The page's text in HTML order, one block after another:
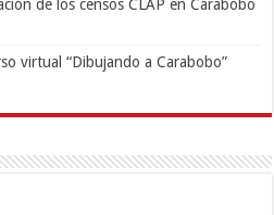
de los censos CLAP en Carabobo
virtual “Dibujando a Carabobo”